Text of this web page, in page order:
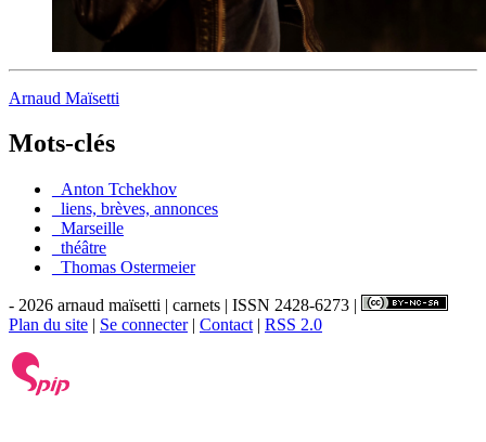
Arnaud Maïsetti
Mots-clés
_Anton Tchekhov
_liens, brèves, annonces
_Marseille
_théâtre
_Thomas Ostermeier
- 2026 arnaud maïsetti | carnets | ISSN 2428-6273 |
Plan du site | Se connecter| Contact | RSS 2.0